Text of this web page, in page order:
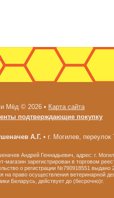
Мёд © 2026 • Карта сайта
подтверждающие покупку
А.Г. • г. Могилев,
Андрей Геннадьевич, адрес: г.
магазин зарегистрирован в торговом
о регистрации №790918551 выдано
на право осуществления ветеринарной
Беларусь, действует до (бесрочно)г.